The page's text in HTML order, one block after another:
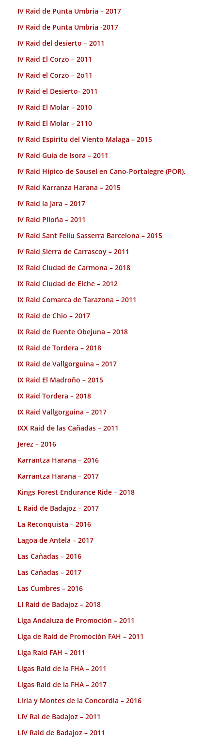
IV Raid de Punta Umbria – 2017
IV Raid de Punta Umbria -2017
IV Raid del desierto – 2011
IV Raid El Corzo – 2011
IV Raid el Corzo – 2o11
IV Raid el Desierto- 2011
IV Raid El Molar – 2010
IV Raid El Molar – 2110
IV Raid Espiritu del Viento Malaga – 2015
IV Raid Guia de Isora – 2011
IV Raid Hípico de Sousel en Cano-Portalegre (POR).
IV Raid Karranza Harana – 2015
IV Raid la Jara – 2017
IV Raid Piloña – 2011
IV Raid Sant Feliu Sasserra Barcelona – 2015
IV Raid Sierra de Carrascoy – 2011
IX Raid Ciudad de Carmona – 2018
IX Raid Ciudad de Elche – 2012
IX Raid Comarca de Tarazona – 2011
IX Raid de Chio – 2017
IX Raid de Fuente Obejuna – 2018
IX Raid de Tordera – 2018
IX Raid de Vallgorguina – 2017
IX Raid El Madroño – 2015
IX Raid Tordera – 2018
IX Raid Vallgorguina – 2017
IXX Raid de las Cañadas – 2011
Jerez – 2016
Karrantza Harana – 2016
Karrantza Harana – 2017
Kings Forest Endurance Ride – 2018
L Raid de Badajoz – 2017
La Reconquista – 2016
Lagoa de Antela – 2017
Las Cañadas – 2016
Las Cañadas – 2017
Las Cumbres – 2016
LI Raid de Badajoz – 2018
Liga Andaluza de Promoción – 2011
Liga de Raid de Promoción FAH – 2011
Liga Raid FAH – 2011
Ligas Raid de la FHA – 2011
Ligas Raid de la FHA – 2017
Liria y Montes de la Concordia – 2016
LIV Rai de Badajoz – 2011
LIV Raid de Badajoz – 2011